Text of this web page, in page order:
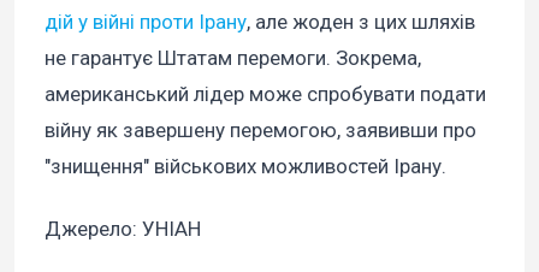
дій у війні проти Ірану, але жоден з цих шляхів
не гарантує Штатам перемоги. Зокрема,
американський лідер може спробувати подати
війну як завершену перемогою, заявивши про
"знищення" військових можливостей Ірану.
Джерело: УНІАН